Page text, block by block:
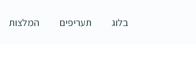
המלצות תעריפים בלוג